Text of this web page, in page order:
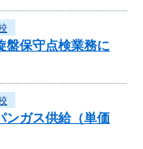
盤保守点検業務に
ンガス供給（単価